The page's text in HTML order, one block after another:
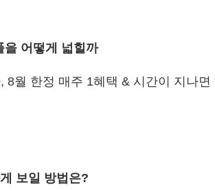
을 어떻게 넓힐까
월 한정 매주 1혜택 & 시간이 지나면
보일 방법은?